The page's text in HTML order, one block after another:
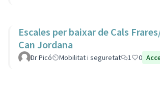
Escales per baixar de Cals
Can Jordana
Dr Picó Mobilitat i seguretat 1 0